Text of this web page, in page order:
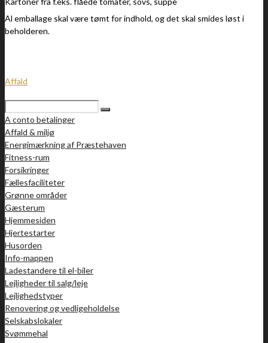
Al emballage skal være tømt for indhold, og det skal smides løst i
beholderen.
Affald
A conto betalinger
Affald & miljø
Energimærkning af Præstehaven
Fitness-rum
Forsikringer
Fællesfaciliteter
Grønne områder
Gæsterum
Hjemmesiden
Hjertestarter
Husorden
Info-mappen
Ladestandere til el-biler
Lejligheder til salg/leje
Lejlighedstyper
Renovering og vedligeholdelse
Selskabslokaler
Svømmehal